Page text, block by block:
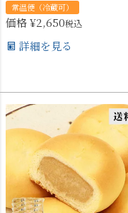
常温便（冷蔵可）
価格¥2,650税込
詳細を見る